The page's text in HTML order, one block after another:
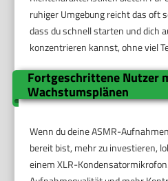
ruhiger Umgebung reicht das oft
dass du schnell starten und dich
konzentrieren kannst, ohne viel
Fortgeschrittene Nutzer
Wachstumsplänen
Wenn du deine ASMR-
bereit bist, mehr zu investieren,
einem XLR-